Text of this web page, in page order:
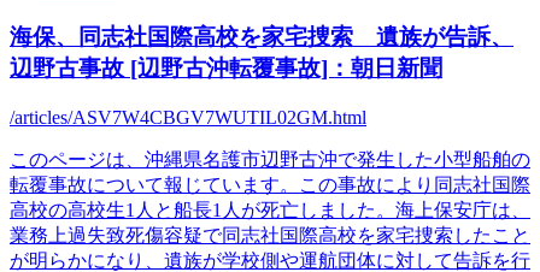
海保、同志社国際高校を家宅捜索 遺族が告訴、
辺野古事故 [辺野古沖転覆事故]：朝日新聞
/articles/ASV7W4CBGV7WUTIL02GM.html
このページは、沖縄県名護市辺野古沖で発生した小型船舶の
転覆事故について報じています。この事故により同志社国際
高校の高校生1人と船長1人が死亡しました。海上保安庁は、
業務上過失致死傷容疑で同志社国際高校を家宅捜索したこと
が明らかになり、遺族が学校側や運航団体に対して告訴を行